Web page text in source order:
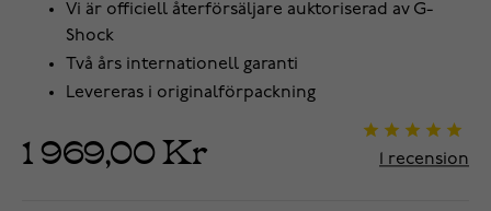
Vi är officiell återförsäljare auktoriserad av G-
Shock
Två års internationell garanti
Levereras i originalförpackning
1 969,00 Kr 1 recension